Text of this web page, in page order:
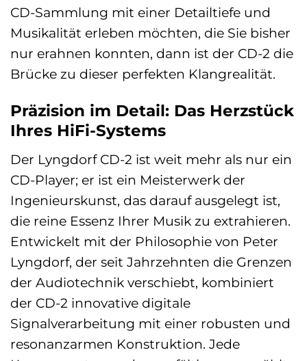
CD-Sammlung mit einer Detailtiefe und
Musikalität erleben möchten, die Sie bisher
nur erahnen konnten, dann ist der CD-2 die
Brücke zu dieser perfekten Klangrealität.
Präzision im Detail: Das Herzstück
Ihres HiFi-Systems
Der Lyngdorf CD-2 ist weit mehr als nur ein
CD-Player; er ist ein Meisterwerk der
Ingenieurskunst, das darauf ausgelegt ist,
die reine Essenz Ihrer Musik zu extrahieren.
Entwickelt mit der Philosophie von Peter
Lyngdorf, der seit Jahrzehnten die Grenzen
der Audiotechnik verschiebt, kombiniert
der CD-2 innovative digitale
Signalverarbeitung mit einer robusten und
resonanzarmen Konstruktion. Jede